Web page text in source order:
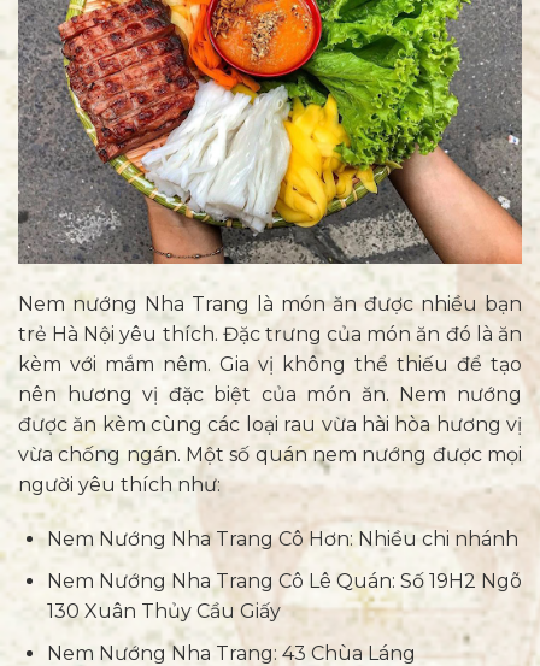
Nem nướng Nha Trang là món ăn được nhiều bạn
trẻ Hà Nội yêu thích. Đặc trưng của món ăn đó là ăn
kèm với mắm nêm. Gia vị không thể thiếu để tạo
nên hương vị đặc biệt của món ăn. Nem nướng
được ăn kèm cùng các loại rau vừa hài hòa hương vị
vừa chống ngán. Một số quán nem nướng được mọi
người yêu thích như:
Nem Nướng Nha Trang Cô Hơn: Nhiều chi nhánh
Nem Nướng Nha Trang Cô Lê Quán: Số 19H2 Ngõ
130 Xuân Thủy Cầu Giấy
Nem Nướng Nha Trang: 43 Chùa Láng